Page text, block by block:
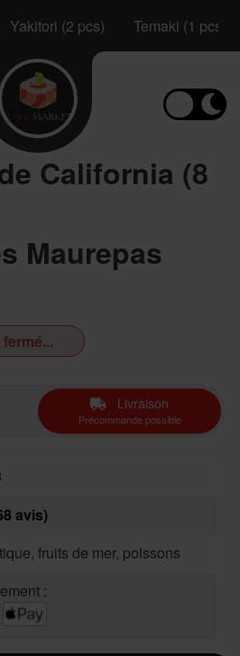
Yakitori (2 pcs) Temaki (1 pcs)
California (8
Maurepas
Livraison
Précommande possible
avis)
fruits de mer, poissons
: